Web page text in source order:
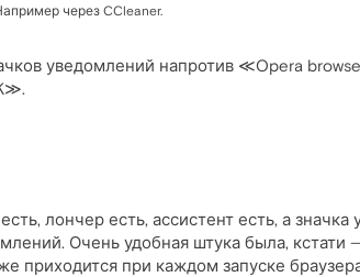
через CCleaner.
уведомлений напротив ≪Opera
лончер есть, ассистент есть, а
Очень удобная штука была,
приходится при каждом запуске